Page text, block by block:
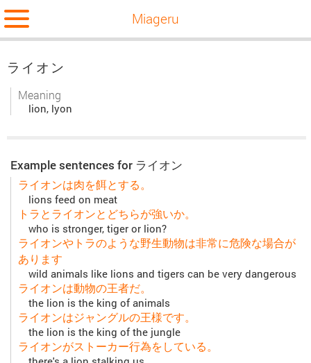
Miageru
ライオン
Meaning
lion, lyon
Example sentences for ライオン
ライオンは肉を餌とする。
lions feed on meat
トラとライオンとどちらが強いか。
who is stronger, tiger or lion?
ライオンやトラのような野生動物は非常に危険な場合が
あります
wild animals like lions and tigers can be very dangerous
ライオンは動物の王者だ。
the lion is the king of animals
ライオンはジャングルの王様です。
the lion is the king of the jungle
ライオンがストーカー行為をしている。